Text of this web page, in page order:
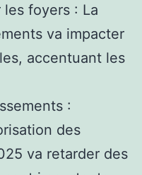
foyers : La
va impacter
accentuant les
:
des
va retarder des